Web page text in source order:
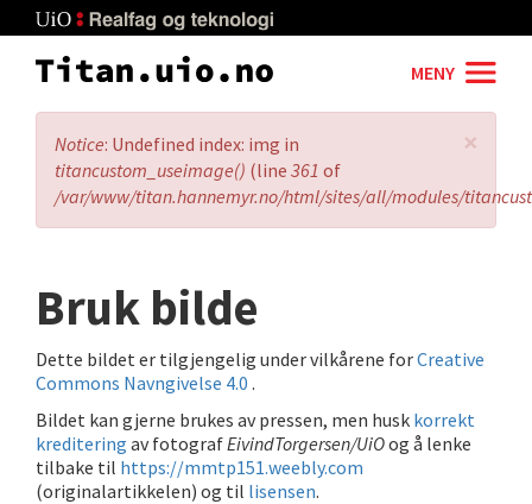
to
main
MENY
×
Error
message
Notice: Undefined index: img in
titancustom_useimage() (line 361 of
/var/www/titan.hannemyr.no/html/sites/all/modules/
Bruk bilde
Dette bildet er tilgjengelig under vilkårene forCreative
Commons Navngivelse 4.0 .
Bildet kan gjerne brukes av pressen, men husk korrekt
kreditering av fotografEivindTorgersen/UiOog å lenke
tilbake til https://mmtp151.weebly.com
(originalartikkelen) og til lisensen.